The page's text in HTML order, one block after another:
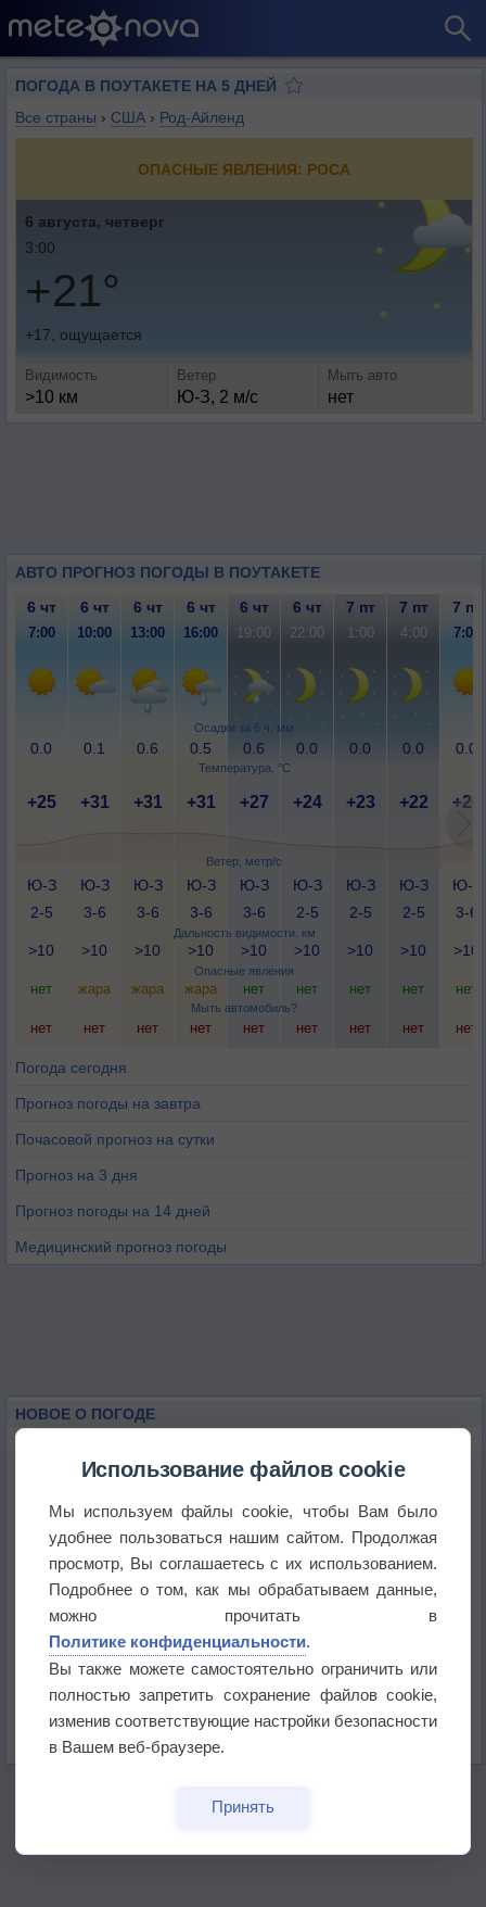
ПОГОДА В ПОУТАКЕТЕ НА 5 ДНЕЙ
Все страны › США › Род-Айленд
ОПАСНЫЕ ЯВЛЕНИЯ: РОСА
6 августа, четверг
3:00
+21°
+17, ощущается
Видимость
>10 км
Ветер
Ю-З, 2 м/с
Мыть авто
нет
АВТО ПРОГНОЗ ПОГОДЫ В ПОУТАКЕТЕ
Осадки за 6 ч, мм
Температура, °C
Ветер, метр/с
Дальность видимости, км
Опасные явления
Мыть автомобиль?
6 чт 6 чт 6 чт 6 чт 6 чт 6 чт 7 пт 7 пт 7 пт
7:00 10:00 13:00 16:00 19:00 22:00 1:00 4:00 7:00
0.0 0.1 0.6 0.5 0.6 0.0 0.0 0.0 0.0
+25 +31 +31 +31 +27 +24 +23 +22 +26
Ю-З
2-5
Ю-З
3-6
Ю-З
3-6
Ю-З
3-6
Ю-З
3-6
Ю-З
2-5
Ю-З
2-5
Ю-З
2-5
Ю-З
3-6
>10 >10 >10 >10 >10 >10 >10 >10 >10
нет жара жара жара нет нет нет нет нет
нет нет нет нет нет нет нет нет нет
Погода сегодня
Прогноз погоды на завтра
Почасовой прогноз на сутки
Прогноз на 3 дня
Прогноз погоды на 14 дней
Медицинский прогноз погоды
НОВОЕ О ПОГОДЕ
Погода в Краснодаре 6 августа
Погода в Санкт-Петербурге 6 августа
Погода в Москве 6 августа
историю
Использование файлов cookie
Мы используем файлы cookie, чтобы Вам было
удобнее пользоваться нашим сайтом. Продолжая
просмотр, Вы соглашаетесь с их использованием.
Подробнее о том, как мы обрабатываем данные,
можно прочитать в
Политике конфиденциальности.
Вы также можете самостоятельно ограничить или
полностью запретить сохранение файлов cookie,
изменив соответствующие настройки безопасности
в Вашем веб-браузере.
Принять